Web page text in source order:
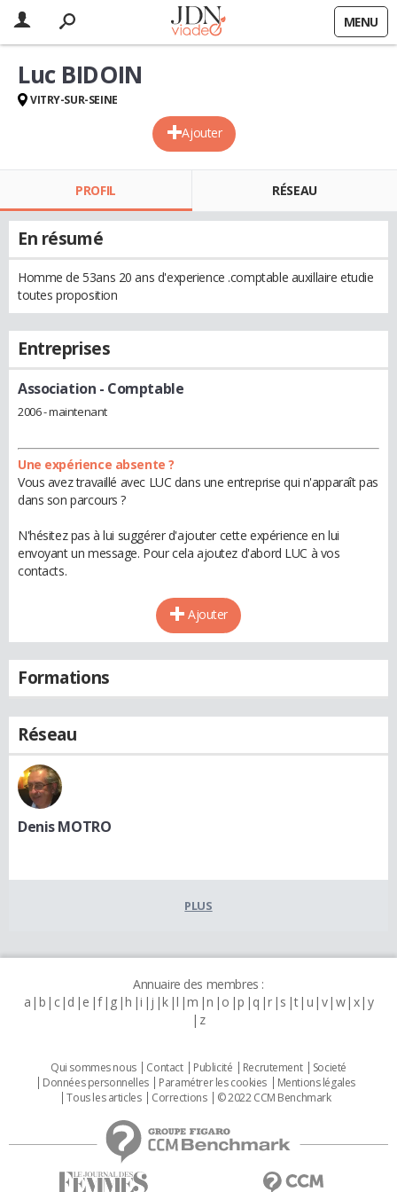
MENU
Ajouter
Luc BIDOIN
VITRY-SUR-SEINE
PROFIL RÉSEAU
En résumé
Homme de 53ans 20 ans d'experience .comptable auxillaire etudie
toutes proposition
Entreprises
Association - Comptable
2006 - maintenant
Une expérience absente ?
Vous avez travaillé avec LUC dans une entreprise qui n'apparaît pas
dans son parcours ?
N'hésitez pas à lui suggérer d'ajouter cette expérience en lui
envoyant un message. Pour cela ajoutez d'abord LUC à vos
contacts.
Ajouter
Formations
Réseau
Denis MOTRO
PLUS
Annuaire des membres :
a b c d e f g h i j k l m n o p q r s t u v w x y
z
Qui sommes nous Contact Publicité Recrutement
Societé
Données personnelles
Paramétrer les cookies
Mentions légales
Tous les articles
Corrections © 2022 CCM Benchmark